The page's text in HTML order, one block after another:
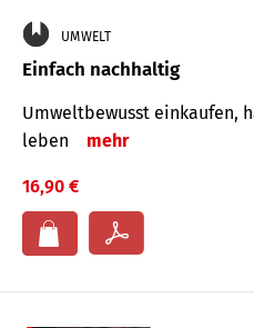
UMWELT
Einfach nachhaltig
Umweltbewusst einkaufen,
leben
mehr
16,90 €